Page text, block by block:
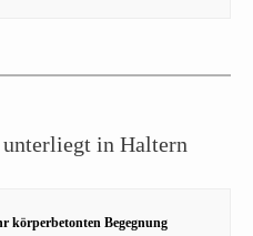
unterliegt in Haltern
körperbetonten Begegnung